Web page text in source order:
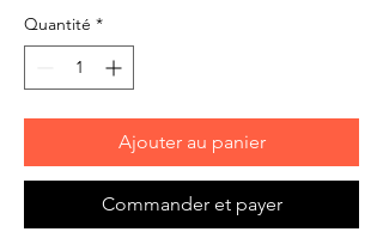
Quantité *
Ajouter au panier
Commander et payer